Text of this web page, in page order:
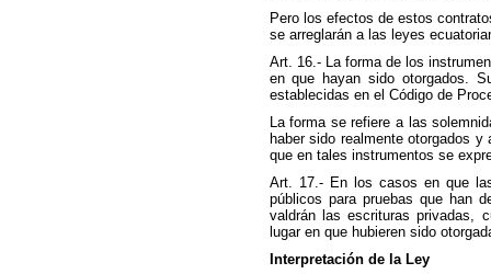
Pero los efectos de estos
se arreglarán a las leyes
Art. 16.- La forma de los
en que hayan sido otorgados.
establecidas en el Código de
La forma se refiere a las
haber sido realmente otorgados
que en tales instrumentos se
Art. 17.- En los casos en que
públicos para pruebas que han
valdrán las escrituras privadas,
lugar en que hubieren sido
Interpretación de la Ley